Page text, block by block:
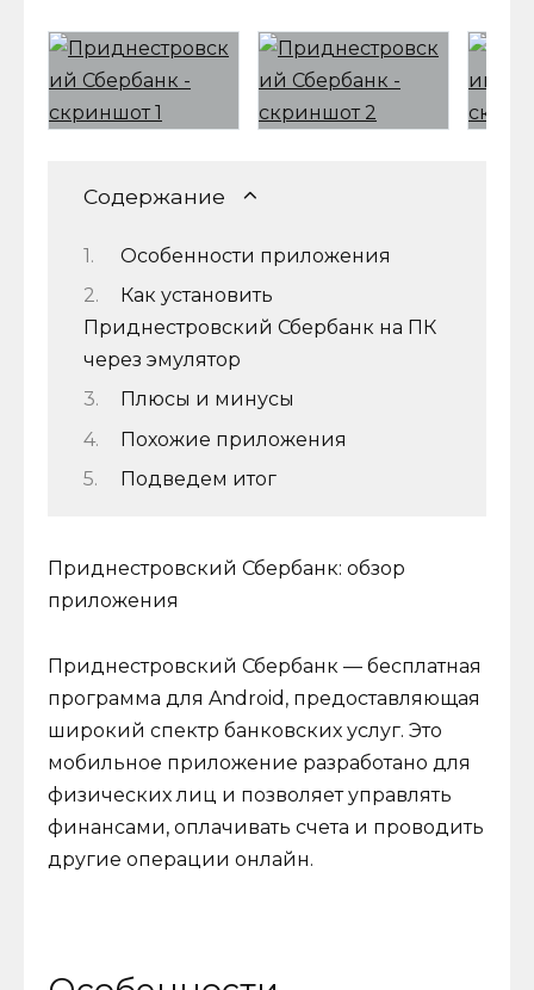
Содержание
Особенности приложения
Как установить
Приднестровский Сбербанк на ПК
через эмулятор
Плюсы и минусы
Похожие приложения
Подведем итог
Приднестровский Сбербанк: обзор
приложения
Приднестровский Сбербанк — бесплатная
программа для Android, предоставляющая
широкий спектр банковских услуг. Это
мобильное приложение разработано для
физических лиц и позволяет управлять
финансами, оплачивать счета и проводить
другие операции онлайн.